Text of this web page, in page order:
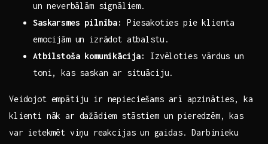
un⁣ neverbālām signāliem.
Saskarsmes pilnība:
Piesakoties pie klienta
emocijām un‍ izrādot atbalstu.
Atbilstoša komunikācija:
Izvēloties vārdus‍ un
toni, kas saskan ar situāciju.
Veidojot empātiju ir nepieciešams arī apzināties, ka
‌klienti nāk ar dažādiem stāstiem un pieredzēm, kas
var⁣ ietekmēt​ viņu⁤ reakcijas ⁣un gaidas. Darbinieku